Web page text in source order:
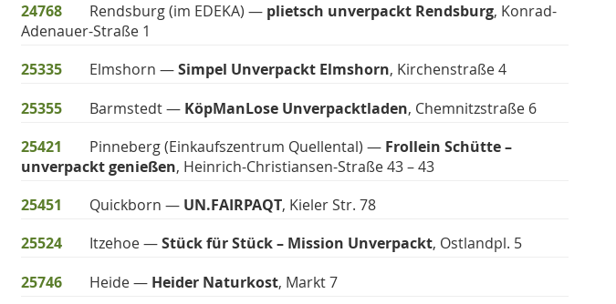
24768
Rendsburg (im EDEKA) — plietsch unverpackt Rendsburg, Konrad-
Adenauer-Straße 1
25335
Elmshorn —Simpel Unverpackt Elmshorn, Kirchenstraße 4
25355
Barmstedt — KöpManLose Unverpacktladen, Chemnitzstraße 6
25421
Pinneberg (Einkaufszentrum Quellental) — Frollein Schütte –
unverpackt genießen, Heinrich-Christiansen-Straße 43 – 43
25451
Quickborn — UN.FAIRPAQT, Kieler Str. 78
25524
Itzehoe —Stück für Stück – Mission Unverpackt, Ostlandpl. 5
25746
Heide — Heider Naturkost, Markt 7